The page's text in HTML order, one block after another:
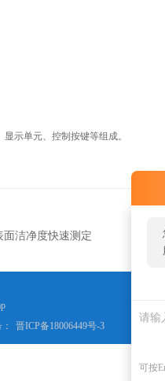
可按
示单元、控制按键等组成。
面洁净度快速测定
晋ICP备18006449号-3